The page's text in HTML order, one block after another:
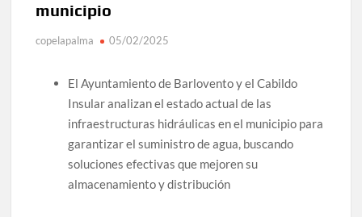
municipio
copelapalma 05/02/2025
El Ayuntamiento de Barlovento y el Cabildo
Insular analizan el estado actual de las
infraestructuras hidráulicas en el municipio para
garantizar el suministro de agua, buscando
soluciones efectivas que mejoren su
almacenamiento y distribución